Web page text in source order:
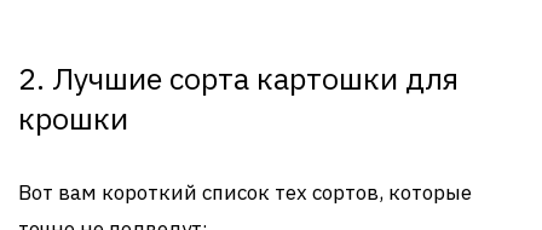
2. Лучшие сорта картошки для
крошки
Вот вам короткий список тех сортов, которые